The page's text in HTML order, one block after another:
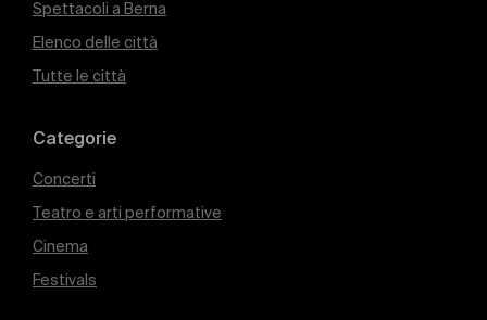
Spettacoli a Berna
Elenco delle città
Tutte le città
Categorie
Concerti
Teatro e arti performative
Cinema
Festivals